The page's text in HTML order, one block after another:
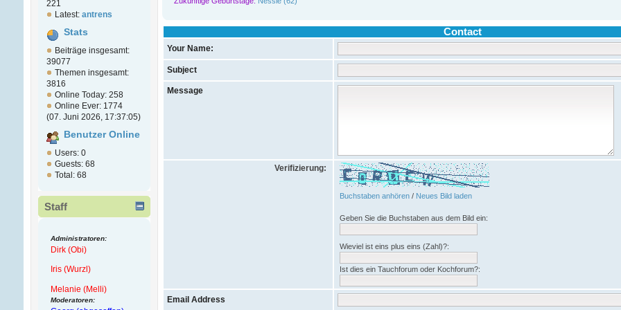
221
Latest: antrens
Stats
Beiträge insgesamt:
39077
Themen insgesamt:
3816
Online Today: 258
Online Ever: 1774
(07. Juni 2026, 17:37:05)
Benutzer Online
Users: 0
Guests: 68
Total: 68
Staff
Administratoren:
Dirk (Obi)
Iris (Wurzl)
Melanie (Melli)
Moderatoren:
Contact
Your Name:
Subject
Message
Verifizierung:
Buchstaben anhören / Neues Bild laden
Geben Sie die Buchstaben aus dem Bild ein:
Wieviel ist eins plus eins (Zahl)?:
Ist dies ein Tauchforum oder Kochforum?:
Email Address